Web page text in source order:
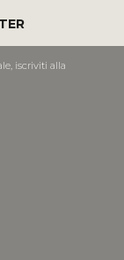
iscriviti alla